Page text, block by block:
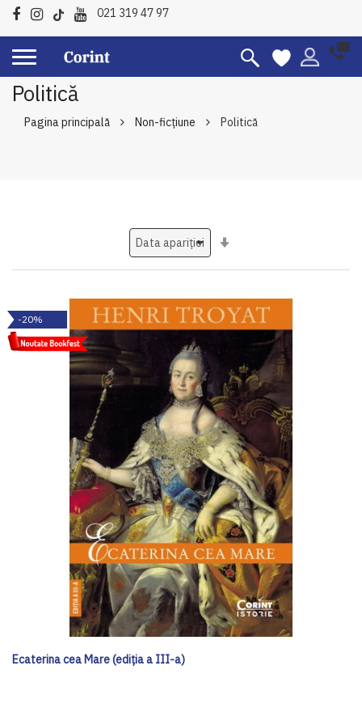
021 319 47 97
Politică
Pagina principală Non-ficțiune Politică
-20%
Ecaterina cea Mare (ediția a III-a)